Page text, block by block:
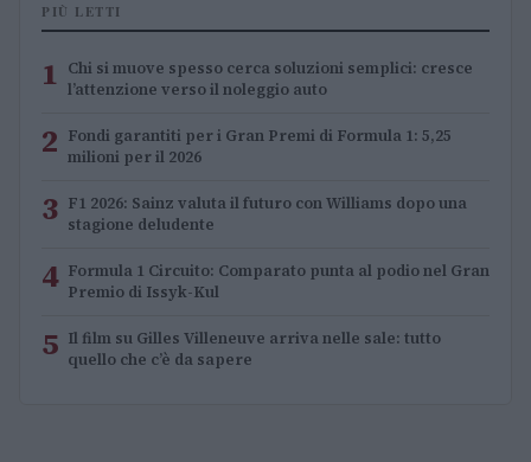
PIÙ LETTI
1 Chi si muove spesso cerca soluzioni semplici: cresce
l’attenzione verso il noleggio auto
2 Fondi garantiti per i Gran Premi di Formula 1: 5,25
milioni per il 2026
3 F1 2026: Sainz valuta il futuro con Williams dopo una
stagione deludente
4 Formula 1 Circuito: Comparato punta al podio nel Gran
Premio di Issyk-Kul
5 Il film su Gilles Villeneuve arriva nelle sale: tutto
quello che c’è da sapere